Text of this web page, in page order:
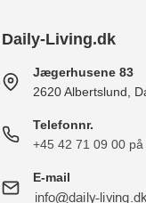
Daily-Living.dk
Jægerhusene 83
2620 Albertslund,
Telefonnr.
+45 42 71 09 00
E-mail